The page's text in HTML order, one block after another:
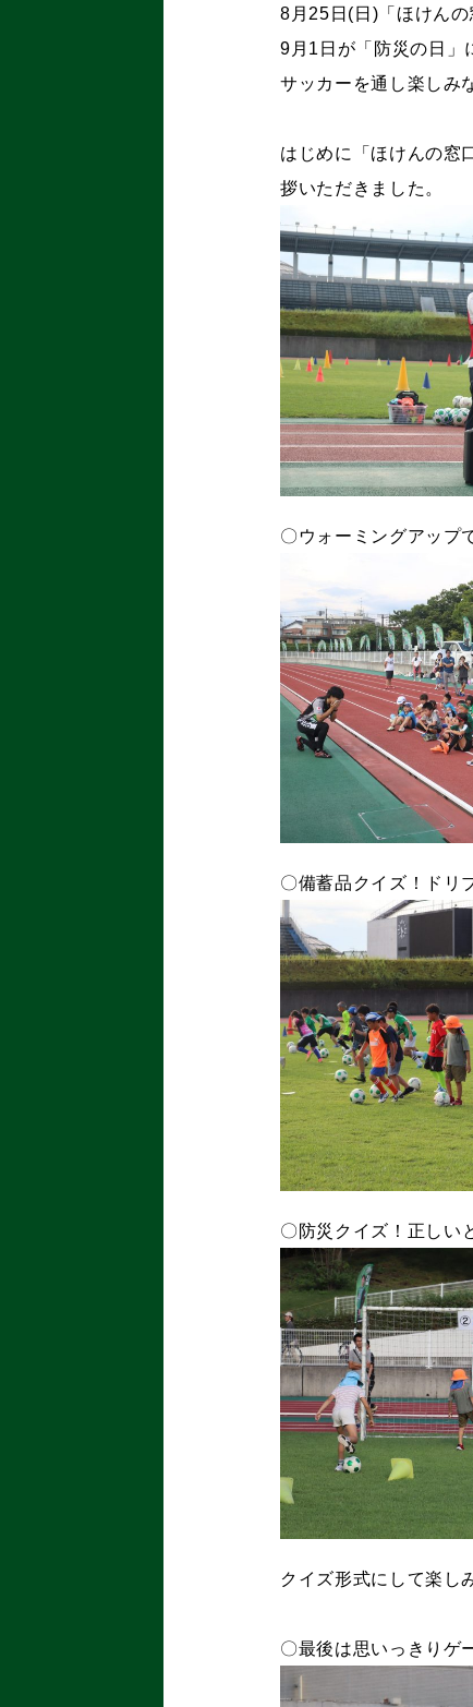
8月25日(日)「ほけん
9月1日が「防災の日」
サッカーを通し楽しみ
はじめに「ほけんの窓
拶いただきました。
〇ウォーミングアップ
〇備蓄品クイズ！ドリ
〇防災クイズ！ 正しい
クイズ形式にして楽し
〇最後は思いっきりゲ